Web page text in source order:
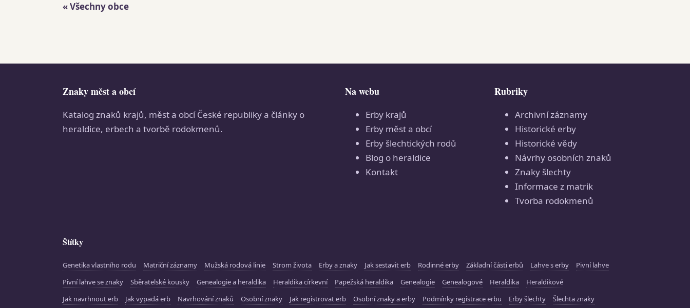
« Všechny obce
Znaky měst a obcí
Katalog znaků krajů, měst a obcí České republiky a články o
heraldice, erbech a tvorbě rodokmenů.
Na webu
Erby krajů
Erby měst a obcí
Erby šlechtických rodů
Blog o heraldice
Kontakt
Rubriky
Archivní záznamy
Historické erby
Historické vědy
Návrhy osobních znaků
Znaky šlechty
Informace z matrik
Tvorba rodokmenů
Štítky
Genetika vlastního rodu Matriční záznamy Mužská rodová linie Strom života Erby a znaky Jak sestavit erb Rodinné erby Základní části erbů Lahve s erby
Pivní lahve
Pivní lahve se znaky
Sběratelské kousky Genealogie a heraldika Heraldika církevní Papežská heraldika Genealogie Genealogové Heraldika
Heraldikové
Jak navrhnout erb
Jak vypadá erb Navrhování znaků Osobní znaky Jak registrovat erb Osobní znaky a erby Podmínky registrace erbu Erby šlechty Šlechta znaky